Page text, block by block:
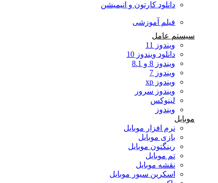
دانلود کارتون و انیمیشن
فیلم آموزشی
سیستم عامل
ویندوز 11
دانلود ویندوز 10
ویندوز 8 و 8.1
ویندوز 7
ویندوز xp
ویندوز سرور
لینوکس
ویندوز
موبایل
نرم افزار موبایل
بازی موبایل
رینگتون موبایل
تم موبایل
نقشه موبایل
اسکرین سیور موبایل